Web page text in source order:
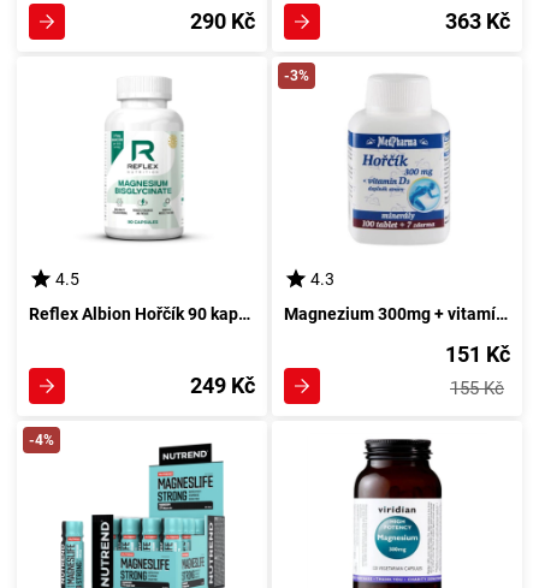
290 Kč 363 Kč
4.5
Reflex Albion Hořčík 90 kapsul
249 Kč
-3%
4.3
Magnezium 300mg + vitamín D3 107 tablet
151 Kč
155 Kč
-4%